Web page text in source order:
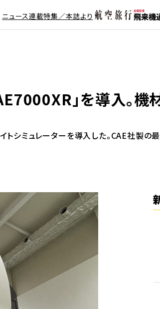
ニュース連載特集／本誌より
」を導入。
シミュレーターを導入した。CAE社製の